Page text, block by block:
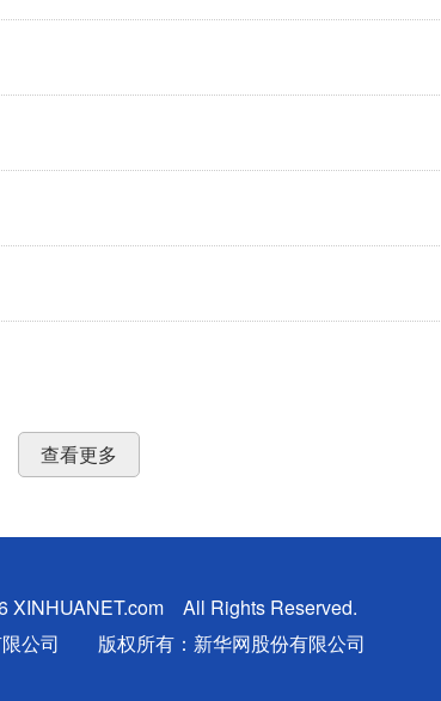
查看更多
XINHUANET.com All Rights Reserved.
限公司 版权所有：新华网股份有限公司